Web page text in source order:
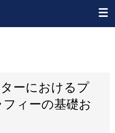
ーにおけるプ
ィーの基礎お